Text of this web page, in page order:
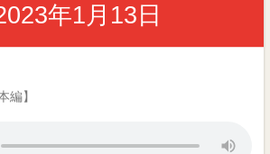
年1月13日
編】